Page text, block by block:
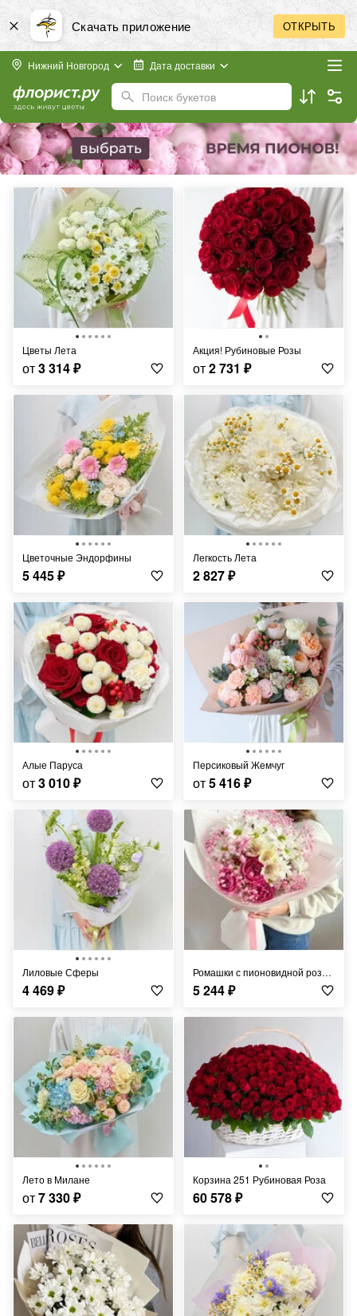
Скачать приложение ОТКРЫТЬ
Нижний Новгород Дата доставки
Поиск букетов
Цветы Лета
от3 314₽
Акция! Рубиновые Розы
от2 731 ₽
Цветочные Эндорфины
5 445₽
Легкость Лета
2 827₽
Алые Паруса
от3 010₽
Персиковый Жемчуг
от5 416₽
Лиловые Сферы
4 469₽
Ромашки с пионовидной розой и гипсофилой
5 244₽
Лето в Милане
от7 330₽
Корзина 251 Рубиновая Роза
60 578₽